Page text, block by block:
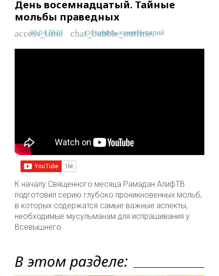
День восемнадцатый. Тайные
мольбы праведных
access_time
30.04.2021 chat_bubble_outline
Оставить комментарий
К началу Священного месяца Рамадан АлифТВ
подготовил серию глубоко проникновенных мольб,
в которых содержатся самые важные аспекты,
необходимые мусульманам для испрашивания у
Всевышнего.
В этом разделе: